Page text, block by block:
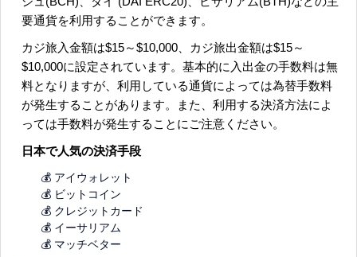
要通貨を利用することができます。
カジ旅入金額は$15～$10,000、カジ旅出金額は$15～
$10,000に設定されています。基本的に入出金の手数料は無
料となりますが、利用している通貨によっては為替手数料
が発生することがあります。また、利用する決済方法によ
っては手数料が発生することにご注意ください。
日本で人気の決済手段
💰 アイウォレット
💰 ビットコイン
💰 クレジットカード
💰 イーサリアム
💰 マッチベター